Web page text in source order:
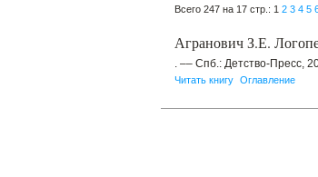
Всего 247 на 17 стр.: 1 2 3 4 5
Агранович З.Е.
. –– Спб.: Детство-Пресс,
Читать книгу Оглавление